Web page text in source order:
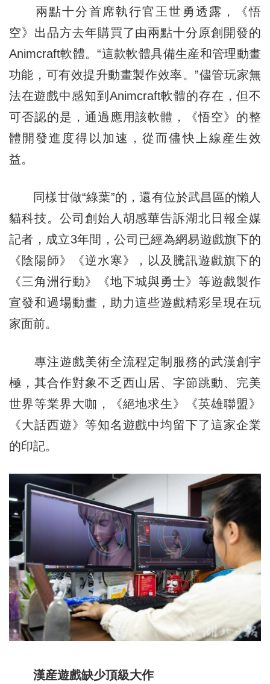
兩點十分首席執行官王世勇透露，《悟
空》出品方去年購買了由兩點十分原創開發的
Animcraft軟體。“這款軟體具備生産和管理動畫
功能，可有效提升動畫製作效率。”儘管玩家無
法在遊戲中感知到Animcraft軟體的存在，但不
可否認的是，通過應用該軟體，《悟空》的整
體開發進度得以加速，從而儘快上線産生效
益。
同樣甘做“綠葉”的，還有位於武昌區的懶人
貓科技。公司創始人胡感華告訴湖北日報全媒
記者，成立3年間，公司已經為網易遊戲旗下的
《陰陽師》《逆水寒》，以及騰訊遊戲旗下的
《三角洲行動》《地下城與勇士》等遊戲製作
宣發和過場動畫，助力這些遊戲精彩呈現在玩
家面前。
專注遊戲美術全流程定制服務的武漢創宇
極，其合作對象不乏西山居、字節跳動、完美
世界等業界大咖，《絕地求生》《英雄聯盟》
《大話西遊》等知名遊戲中均留下了這家企業
的印記。
漢産遊戲缺少頂級大作